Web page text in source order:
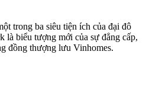
trong ba siêu tiện ích của đại đô
là biểu tượng mới của sự đẳng cấp,
đồng thượng lưu Vinhomes.